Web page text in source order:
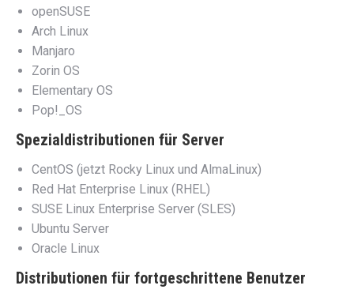
openSUSE
Arch Linux
Manjaro
Zorin OS
Elementary OS
Pop!_OS
Spezialdistributionen für Server
CentOS (jetzt Rocky Linux und AlmaLinux)
Red Hat Enterprise Linux (RHEL)
SUSE Linux Enterprise Server (SLES)
Ubuntu Server
Oracle Linux
Distributionen für fortgeschrittene Benutzer